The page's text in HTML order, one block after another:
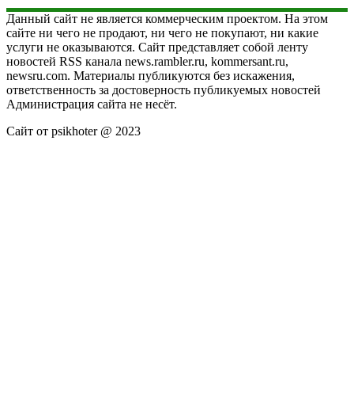
Данный сайт не является коммерческим проектом. На этом
сайте ни чего не продают, ни чего не покупают, ни какие
услуги не оказываются. Сайт представляет собой ленту
новостей RSS канала news.rambler.ru, kommersant.ru,
newsru.com. Материалы публикуются без искажения,
ответственность за достоверность публикуемых новостей
Администрация сайта не несёт.
Сайт от psikhoter @ 2023